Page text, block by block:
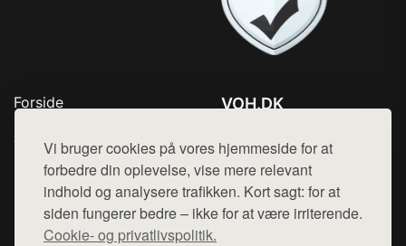
Vi bruger cookies på vores hjemmeside for at
forbedre din oplevelse, vise mere relevant
indhold og analysere trafikken. Kort sagt: for at
siden fungerer bedre – ikke for at være irriterende.
Cookie- og privatlivspolitik.
Forside
Top Rabatter
Kontakt
VOH.DK
Mail: hej@want.dk
Cookie- og privatlivspolitik